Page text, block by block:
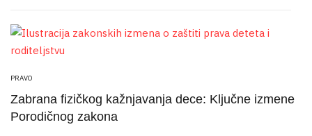
PRAVO
Zabrana fizičkog kažnjavanja dece: Ključne izmene
Porodičnog zakona